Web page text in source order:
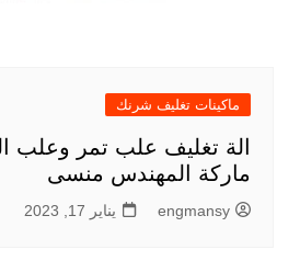
ماكينات تغليف شرنك
ماركة المهندس منسى
engmansy يناير 17, 2023